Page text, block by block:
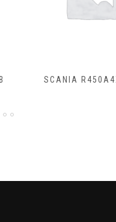
SCANIA R450A4X2NA